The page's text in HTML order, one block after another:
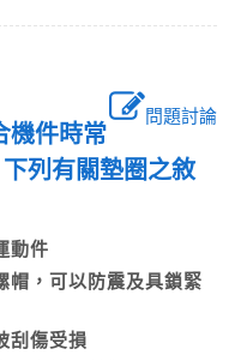
問題討論
機件時常
列有關墊圈之敘
動件
帽，可以防震及具鎖緊
刮傷受損